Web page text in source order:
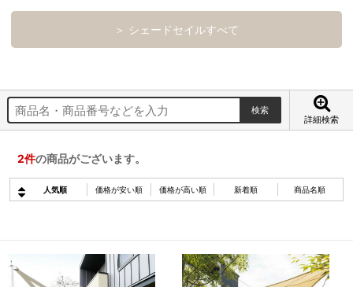
＞ シェードセイルすべて
詳細検索
2件の商品がございます。
人気順 価格が安い順 価格が高い順 新着順 商品名順